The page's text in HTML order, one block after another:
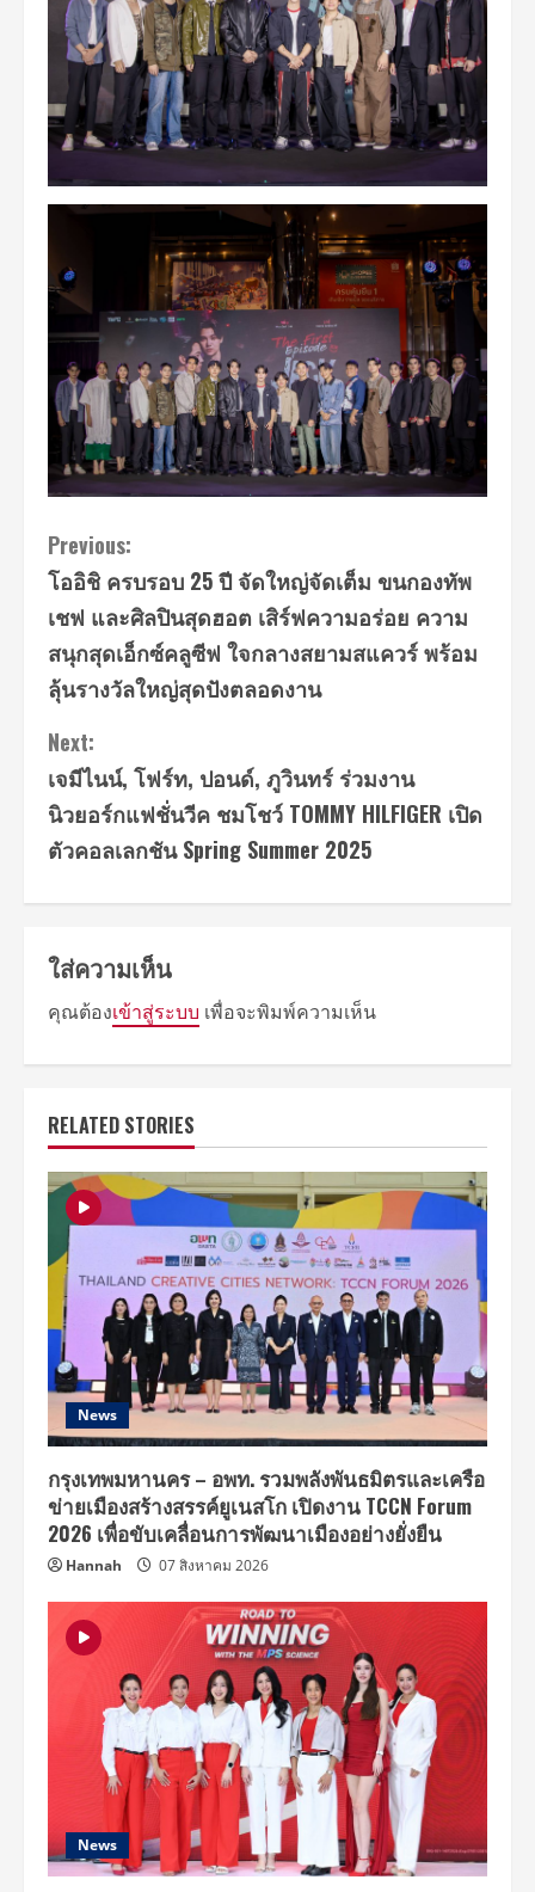
Continue
Reading
Previous:
โออิชิ ครบรอบ 25 ปี จัดใหญ่จัดเต็ม ขนกองทัพ
เชฟ และศิลปินสุดฮอต เสิร์ฟความอร่อย ความ
สนุกสุดเอ็กซ์คลูซีฟ ใจกลางสยามสแควร์ พร้อม
ลุ้นรางวัลใหญ่สุดปังตลอดงาน
Next:
เจมีไนน์, โฟร์ท, ปอนด์, ภูวินทร์ ร่วมงาน
นิวยอร์กแฟชั่นวีค ชมโชว์ TOMMY HILFIGER เปิด
ตัวคอลเลกชัน Spring Summer 2025
ใส่ความเห็น
คุณต้องเข้าสู่ระบบ เพื่อจะพิมพ์ความเห็น
RELATED STORIES
News
กรุงเทพมหานคร – อพท. รวมพลังพันธมิตรและเครือ
ข่ายเมืองสร้างสรรค์ยูเนสโก เปิดงาน TCCN Forum
2026 เพื่อขับเคลื่อนการพัฒนาเมืองอย่างยั่งยืน
Hannah 07 สิงหาคม 2026
News